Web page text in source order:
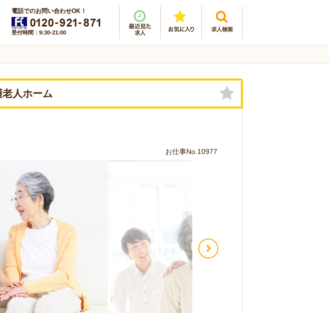
電話でのお問い合わせOK！
受付時間：9:30-21:00
人ホーム
お仕事No.10977